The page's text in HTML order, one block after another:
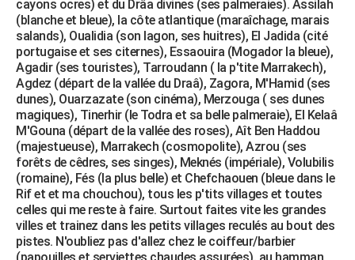
cayons ocres) et du Drâa divines (ses palmeraies). Assilah
(blanche et bleue), la côte atlantique (maraîchage, marais
salands), Oualidia (son lagon, ses huitres), El Jadida (cité
portugaise et ses citernes), Essaouira (Mogador la bleue),
Agadir (ses touristes), Tarroudann ( la p'tite Marrakech),
Agdez (départ de la vallée du Draâ), Zagora, M'Hamid (ses
dunes), Ouarzazate (son cinéma), Merzouga ( ses dunes
magiques), Tinerhir (le Todra et sa belle palmeraie), El Kelaâ
M'Gouna (départ de la vallée des roses), Aît Ben Haddou
(majestueuse), Marrakech (cosmopolite), Azrou (ses
forêts de cêdres, ses singes), Meknés (impériale), Volubilis
(romaine), Fés (la plus belle) et Chefchaouen (bleue dans le
Rif et et ma chouchou), tous les p'tits villages et toutes
celles qui me reste à faire. Surtout faites vite les grandes
villes et trainez dans les petits villages reculés au bout des
pistes. N'oubliez pas d'allez chez le coiffeur/barbier